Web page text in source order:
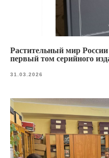
Растительный мир
первый том серийного
31.03.2026